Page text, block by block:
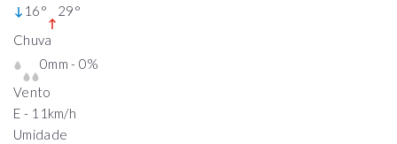
16°
29°
Chuva
0mm - 0%
Vento
E - 11km/h
Umidade